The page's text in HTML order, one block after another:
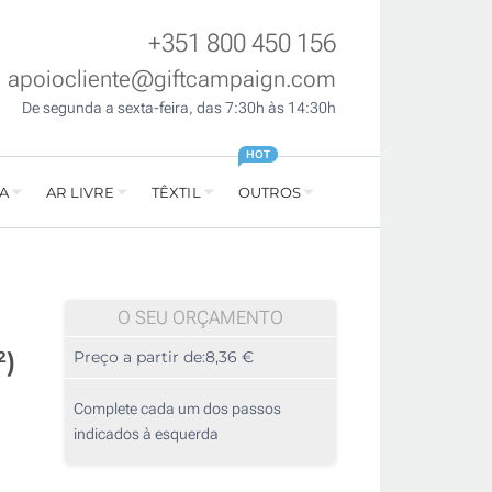
+351 800 450 156
apoiocliente@giftcampaign.com
De segunda a sexta-feira, das 7:30h às 14:30h
AR LIVRE TÊXTIL OUTROS
HOT
O SEU ORÇAMENTO
Preço a partir de:8,36 €
Complete cada um dos passos
indicados à esquerda